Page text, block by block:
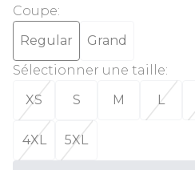
Coupe:
Regular
Grand
Sélectionner une taille:
XS
S M L
4XL 5XL